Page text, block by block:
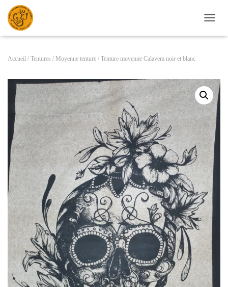
É
R
L
A
N
V
G
A
T
I
O
N
Accueil / Tentures / Moyenne tenture / Tenture moyenne Calavera noir et blanc